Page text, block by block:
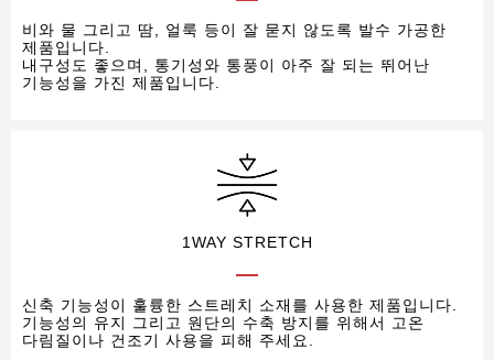
비와 물 그리고 땀, 얼룩 등이 잘 묻지 않도록 발수 가공한
제품입니다.
내구성도 좋으며, 통기성와 통풍이 아주 잘 되는 뛰어난
기능성을 가진 제품입니다.
1WAY STRETCH
신축 기능성이 훌륭한 스트레치 소재를 사용한 제품입니다.
기능성의 유지 그리고 원단의 수축 방지를 위해서 고온
다림질이나 건조기 사용을 피해 주세요.